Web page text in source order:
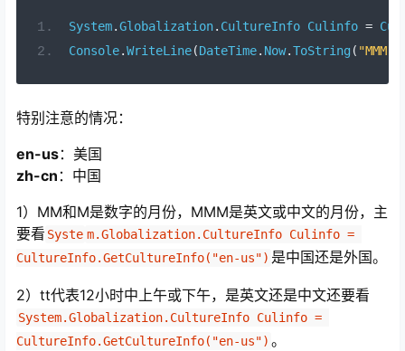
System.Globalization. CultureInfo Culinfo =
Console.WriteLine(DateTime. Now.ToString (
特别注意的情况：
en-us：美国
zh-cn ：中国
1）MM和M是数字的月份，MMM是英文或中文的月份，主
要看 Syste m.Globalization.CultureInfo Culinfo =
CultureInfo.GetCultureInfo("en-us") 是中国还是外国。
2）tt代表12小时中上午或下午，是英文还是中文还要看
System.Globalization.CultureInfo Culinfo =
CultureInfo.GetCultureInfo("en-us") 。